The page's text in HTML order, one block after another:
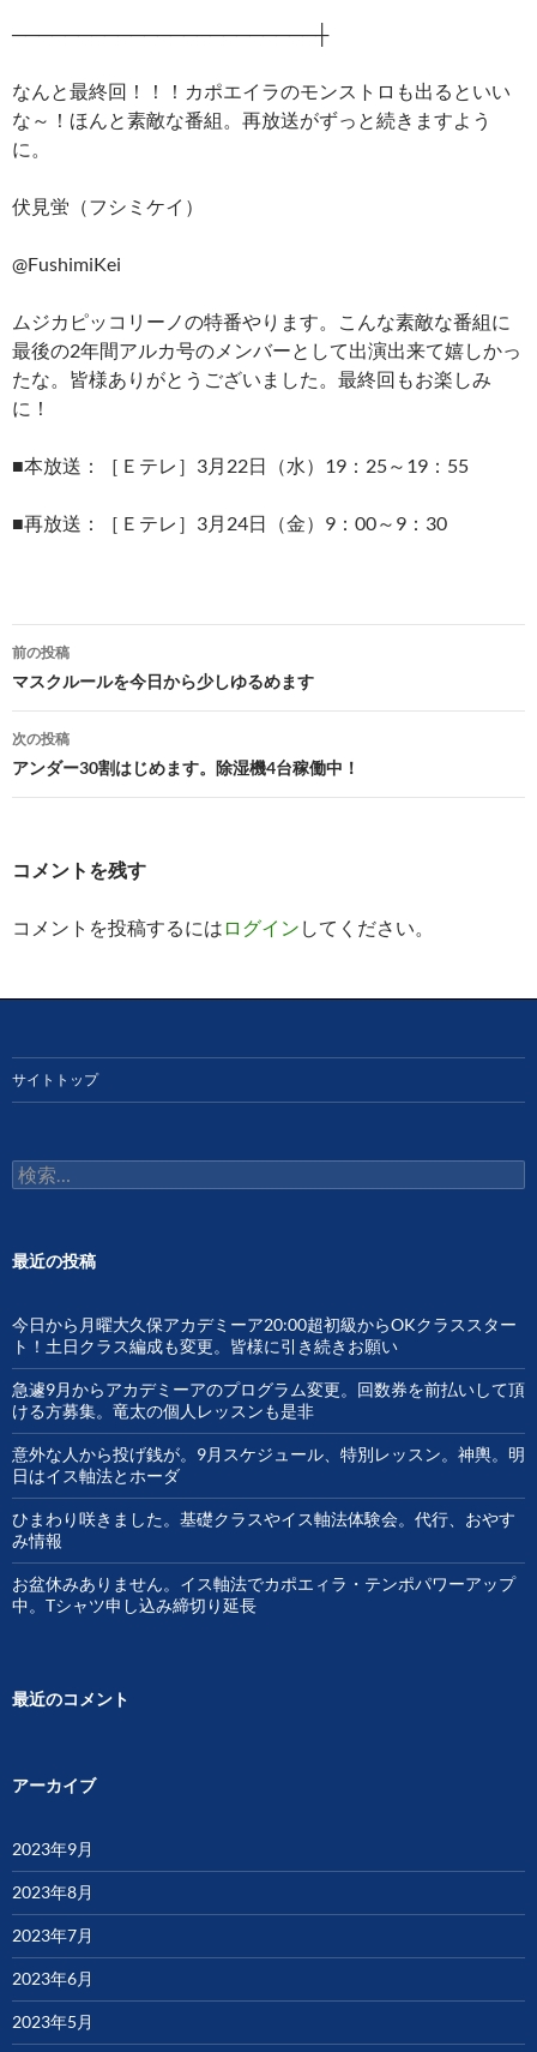
───────────────────────┼
なんと最終回！！！カポエイラのモンストロも出るといい
な～！ほんと素敵な番組。再放送がずっと続きますよう
に。
伏見蛍（フシミケイ）
@FushimiKei
ムジカピッコリーノの特番やります。こんな素敵な番組に
最後の2年間アルカ号のメンバーとして出演出来て嬉しかっ
たな。皆様ありがとうございました。最終回もお楽しみ
に！
■本放送：［Ｅテレ］3月22日（水）19：25～19：55
■再放送：［Ｅテレ］3月24日（金）9：00～9：30
投
稿
ナ
ビ
ゲ
ョ
前の投稿
マスクルールを今日から少しゆるめます
次の投稿
アンダー30割はじめます。除湿機4台稼働中！
コメントを残す
コメントを投稿するには ログイン してください。
サイトトップ
検
索:
最近の投稿
今日から月曜大久保アカデミーア20:00超初級からOKクラススター
ト！土日クラス編成も変更。皆様に引き続きお願い
急遽9月からアカデミーアのプログラム変更。回数券を前払いして頂
ける方募集。竜太の個人レッスンも是非
意外な人から投げ銭が。9月スケジュール、特別レッスン。神輿。明
日はイス軸法とホーダ
ひまわり咲きました。基礎クラスやイス軸法体験会。代行、おやす
み情報
お盆休みありません。イス軸法でカポエィラ・テンポパワーアップ
中。Tシャツ申し込み締切り延長
最近のコメント
アーカイブ
2023年9月
2023年8月
2023年7月
2023年6月
2023年5月